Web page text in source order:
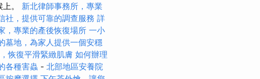
。 新北律師事務所，專業
社，提供可靠的調查服務 詳
，專業的產後恢復場所 一小
墓地，為家人提供一個安穩
恢復平滑緊緻肌膚 如何辦理
各種害蟲 - 北部地區安養院